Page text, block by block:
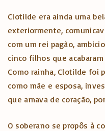
Clotilde era ainda uma
exteriormente,
com um rei pagão,
cinco filhos que
Como rainha, Clotilde foi
como mãe e esposa,
que amava de coração,
O soberano se propôs à